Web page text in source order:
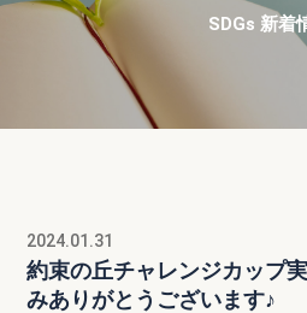
SDGs 新着
2024.01.31
約束の丘チャレンジカップ
みありがとうございます♪